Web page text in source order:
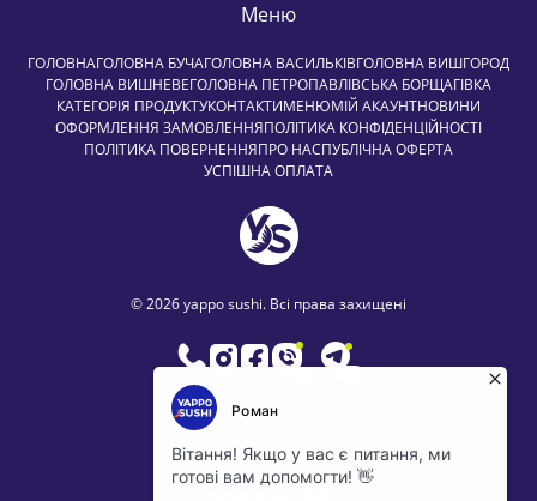
Меню
ГОЛОВНАГОЛОВНА БУЧАГОЛОВНА ВАСИЛЬКІВГОЛОВНА ВИШГОРОД
ГОЛОВНА ВИШНЕВЕГОЛОВНА ПЕТРОПАВЛІВСЬКА БОРЩАГІВКА
КАТЕГОРІЯ ПРОДУКТУКОНТАКТИМЕНЮМІЙ АКАУНТНОВИНИ
ОФОРМЛЕННЯ ЗАМОВЛЕННЯПОЛІТИКА КОНФІДЕНЦІЙНОСТІ
ПОЛІТИКА ПОВЕРНЕННЯПРО НАСПУБЛІЧНА ОФЕРТА
УСПІШНА ОПЛАТА
© 2026 yappo sushi. Всі права захищені